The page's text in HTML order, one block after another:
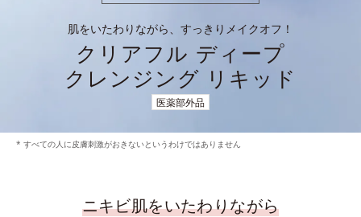
肌をいたわりながら、すっきりメイクオフ！
クリアフル ディープ
クレンジング リキッド
医薬部外品
* すべての人に皮膚刺激がおきないというわけではありません
ニキビ肌をいたわりながら